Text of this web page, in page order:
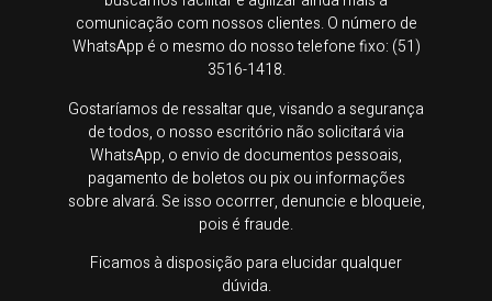
E-mail
vivian@vivianvasconcelosadvocacia.com.br
Rua Tobias da Silva, 120 Sala 813 - Porto Alegre/RS
comunicação com nossos clientes. O número de
WhatsApp é o mesmo do nosso telefone fixo: (51)
3516-1418.
Gostaríamos de ressaltar que, visando a segurança
de todos, o nosso escritório não solicitará via
WhatsApp, o envio de documentos pessoais,
pagamento de boletos ou pix ou informações
sobre alvará. Se isso ocorrrer, denuncie e bloqueie,
pois é fraude.
Ficamos à disposição para elucidar qualquer
dúvida.